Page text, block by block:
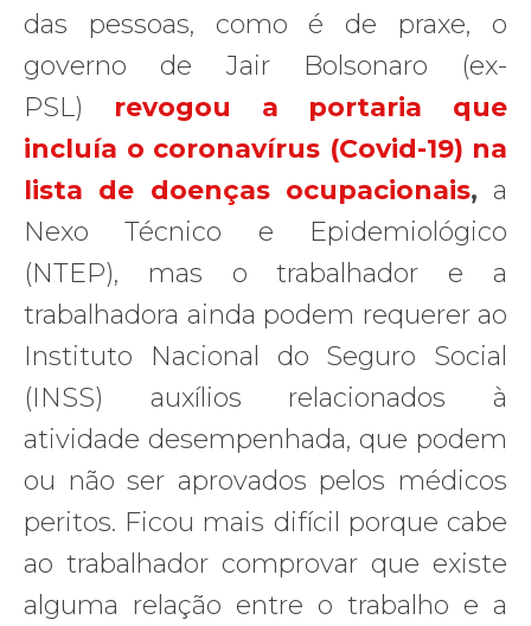
das pessoas, como é de praxe, o
governo de Jair Bolsonaro (ex-
PSL) revogou a portaria que
incluía o coronavírus (Covid-19) na
lista de doenças ocupacionais, a
Nexo Técnico e Epidemiológico
(NTEP), mas o trabalhador e a
trabalhadora ainda podem requerer ao
Instituto Nacional do Seguro Social
(INSS) auxílios relacionados à
atividade desempenhada, que podem
ou não ser aprovados pelos médicos
peritos. Ficou mais difícil porque cabe
ao trabalhador comprovar que existe
alguma relação entre o trabalho e a